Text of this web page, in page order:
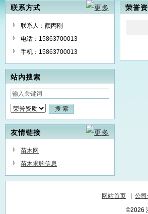
联系方式
联系人：颜丙刚
电话：15863700013
手机：15863700013
站内搜索
友情链接
苗木网
苗木求购信息
荣誉
网站首页 公司
©2026